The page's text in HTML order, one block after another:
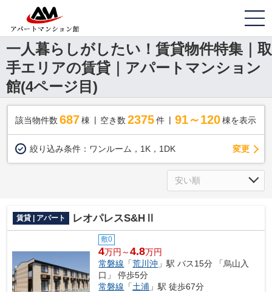
一人暮らしがしたい！賃貸物件特集｜取
手エリアの賃貸｜アパートマンション
館(4ページ目)
該当物件数 687棟 空き数 2375 件 91～120 棟を表示
絞り込み条件： ワンルーム，1K，1DK 変更
賃貸 | アパート レオパレスS&HⅡ
敷0
4万円～4.8万円
常磐線 「荒川沖 」駅 バス15分 「烏山入
口」 停歩5分
常磐線 「土浦 」駅 徒歩67分